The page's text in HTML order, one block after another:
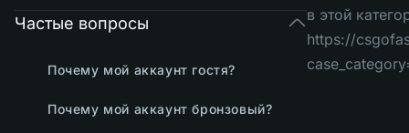
Частые вопросы
Почему мой аккаунт гостя?
Почему мой аккаунт бронзовый?
в этой
https://